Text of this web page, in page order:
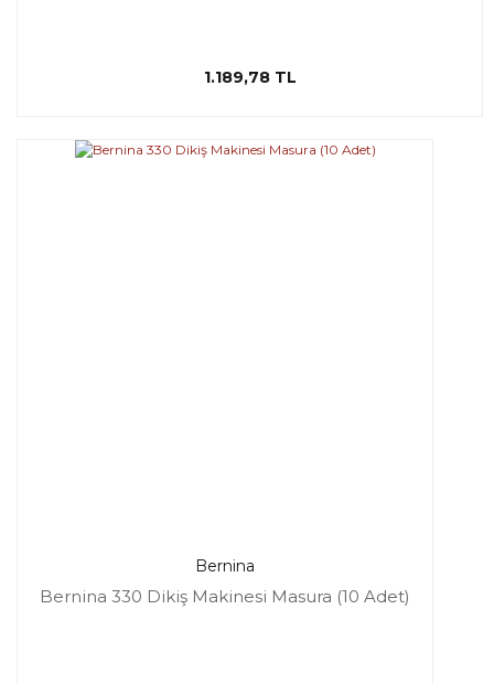
1.189,78 TL
Bernina
Bernina 330 Dikiş Makinesi Masura (10 Adet)